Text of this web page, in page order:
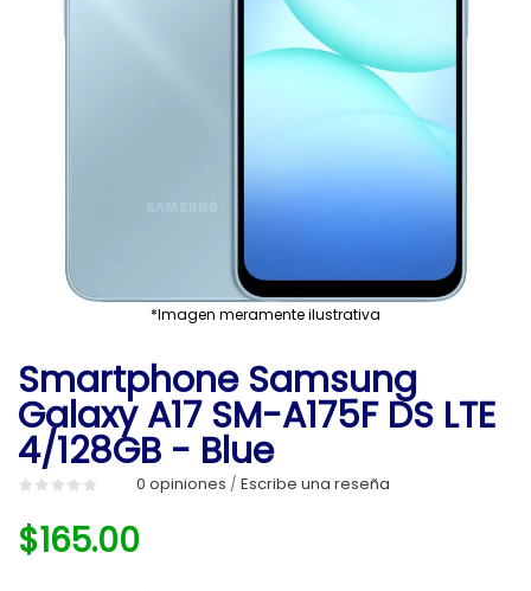
*Imagen meramente ilustrativa
Smartphone Samsung
Galaxy A17 SM-A175F DS LTE
4/128GB - Blue
0 opiniones / Escribe una reseña
$165.00